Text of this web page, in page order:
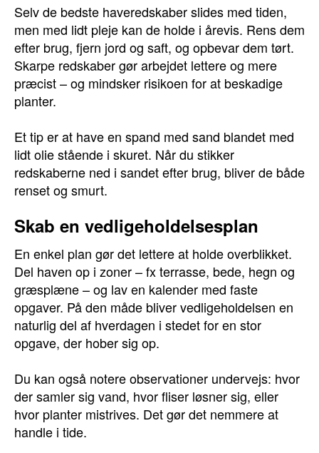
Selv de bedste haveredskaber slides med tiden,
men med lidt pleje kan de holde i årevis. Rens dem
efter brug, fjern jord og saft, og opbevar dem tørt.
Skarpe redskaber gør arbejdet lettere og mere
præcist – og mindsker risikoen for at beskadige
planter.
Et tip er at have en spand med sand blandet med
lidt olie stående i skuret. Når du stikker
redskaberne ned i sandet efter brug, bliver de både
renset og smurt.
Skab en vedligeholdelsesplan
En enkel plan gør det lettere at holde overblikket.
Del haven op i zoner – fx terrasse, bede, hegn og
græsplæne – og lav en kalender med faste
opgaver. På den måde bliver vedligeholdelsen en
naturlig del af hverdagen i stedet for en stor
opgave, der hober sig op.
Du kan også notere observationer undervejs: hvor
der samler sig vand, hvor fliser løsner sig, eller
hvor planter mistrives. Det gør det nemmere at
handle i tide.